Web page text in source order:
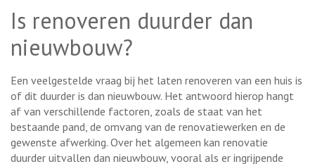
Is renoveren duurder dan
nieuwbouw?
Een veelgestelde vraag bij het laten renoveren van een huis is
of dit duurder is dan nieuwbouw. Het antwoord hierop hangt
af van verschillende factoren, zoals de staat van het
bestaande pand, de omvang van de renovatiewerken en de
gewenste afwerking. Over het algemeen kan renovatie
duurder uitvallen dan nieuwbouw, vooral als er ingrijpende